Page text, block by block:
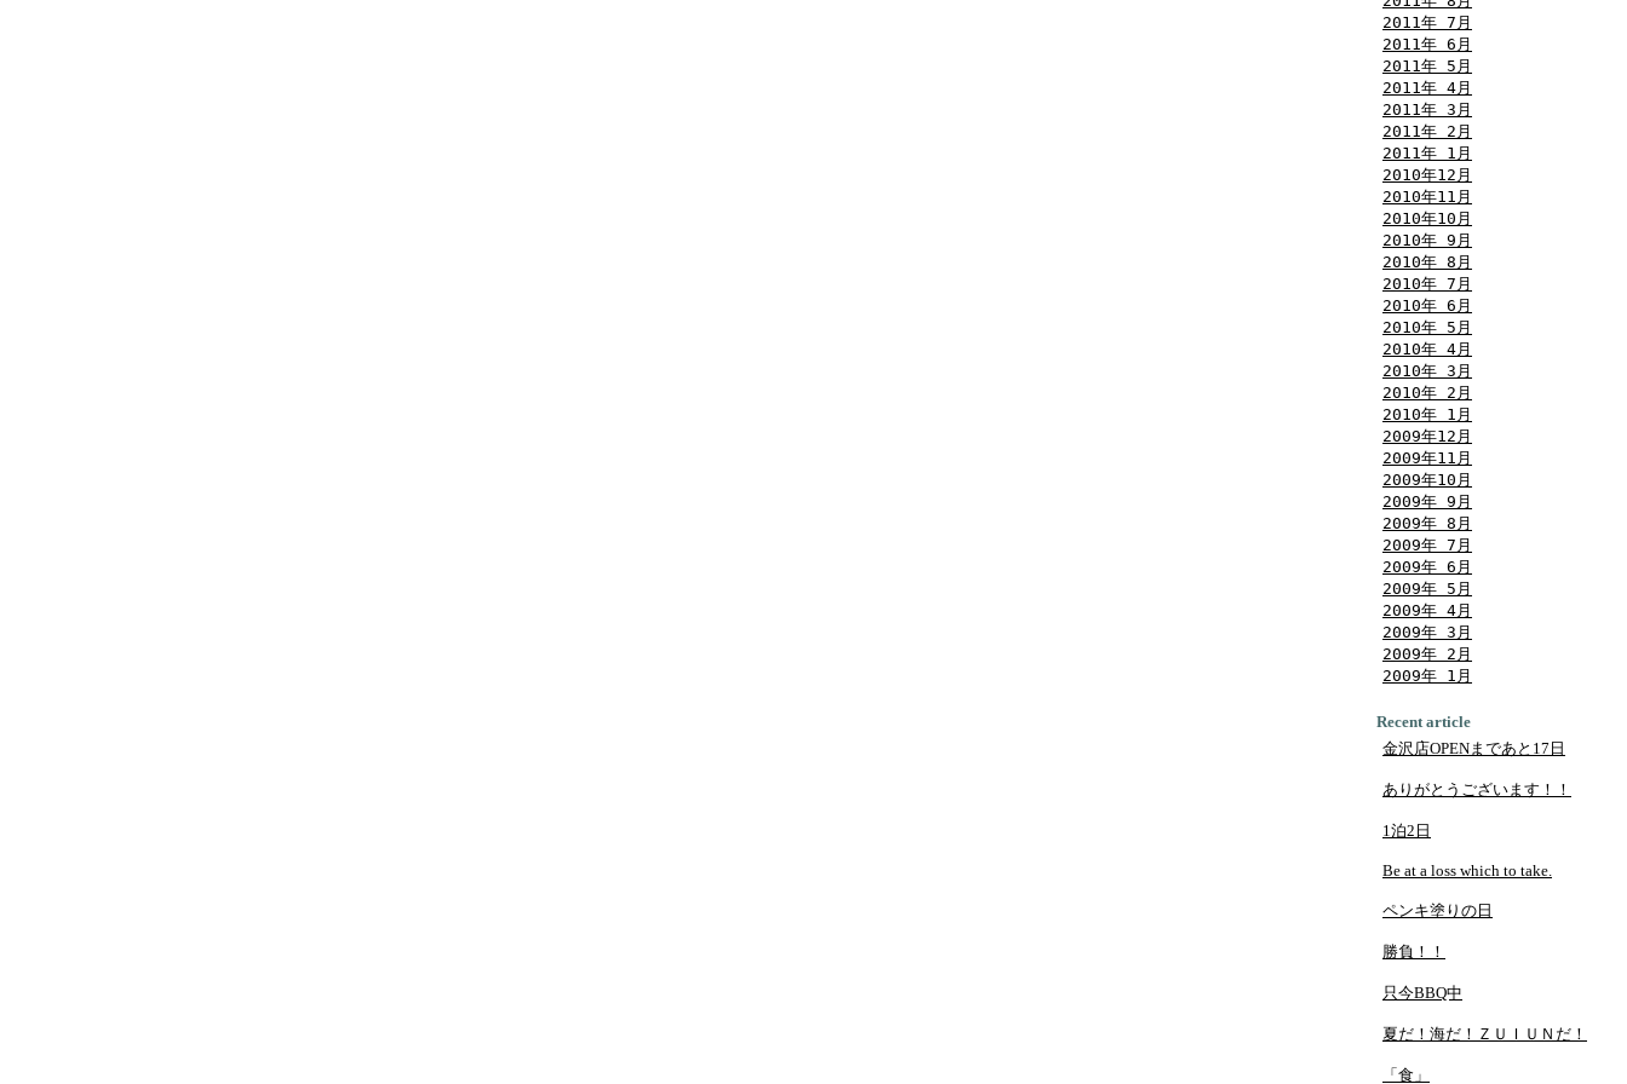
2011年 7月
2011年 6月
2011年 5月
2011年 4月
2011年 3月
2011年 2月
2011年 1月
2010年12月
2010年11月
2010年10月
2010年 9月
2010年 8月
2010年 7月
2010年 6月
2010年 5月
2010年 4月
2010年 3月
2010年 2月
2010年 1月
2009年12月
2009年11月
2009年10月
2009年 9月
2009年 8月
2009年 7月
2009年 6月
2009年 5月
2009年 4月
2009年 3月
2009年 2月
2009年 1月
Recent article
金沢店OPENまであと17日
ありがとうございます！！
1泊2日
Be at a loss which to take.
ペンキ塗りの日
勝負！！
只今BBQ中
夏だ！海だ！ＺＵＩＵＮだ！
「食」